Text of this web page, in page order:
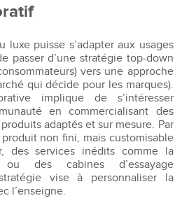
luxe puisse s’adapter aux usages
passer d’une stratégie top-down
vers une approche
qui décide pour les marques).
implique de s’intéresser
en commercialisant des
adaptés et sur mesure. Par
non fini, mais customisable
des services inédits comme la
des cabines d’essayage
vise à personnaliser la
l’enseigne.